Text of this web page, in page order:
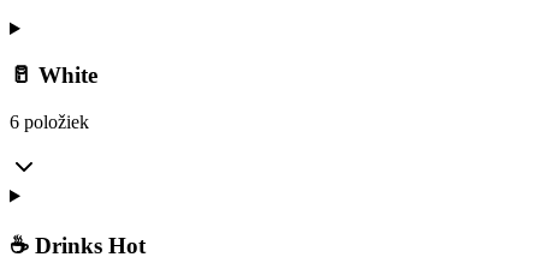
🥛 White
6 položiek
☕ Drinks Hot